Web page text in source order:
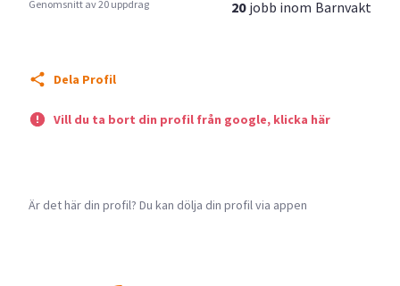
Genomsnitt av 20 uppdrag 20 jobb inom Barnvakt
Dela Profil
Vill du ta bort din profil från google, klicka här
Är det här din profil? Du kan dölja din profil via appen